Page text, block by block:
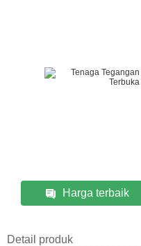
Harga terbaik
Detail produk